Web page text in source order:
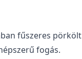
fűszeres pörkölt
fogás.